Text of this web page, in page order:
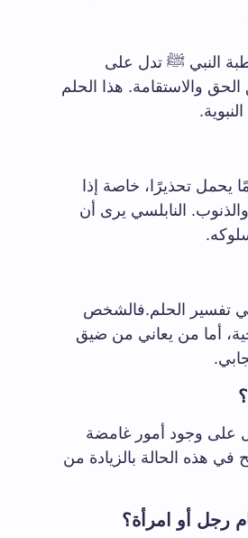
النبي ﷺ تدل على
والاستقامة. هذا الحلم
تحذيرًا، خاصة إذا
النابلسي يرى أن
في تفسير الحلم.فالشخص
أما من يعاني من ضيق
على وجود أمور غامضة
في هذه الحالة بالزيادة من
رجل أو امرأة؟